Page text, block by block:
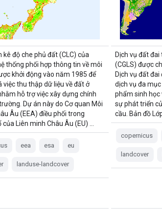
kê độ che phủ đất (CLC) của
thống phối hợp thông tin về môi
khởi động vào năm 1985 để
việc thu thập dữ liệu về đất ở
hỗ trợ việc xây dựng chính
Dự án này do Cơ quan Môi
Âu (EEA) điều phối trong
của Liên minh Châu Âu (EU) …
eea esa eu
landuse-landcover
Dịch vụ đất
(CGLS) được
Dịch vụ đất
dịch vụ đa
phẩm sinh học
sự phát triển
cầu. Bản đồ
copernicus
landcover